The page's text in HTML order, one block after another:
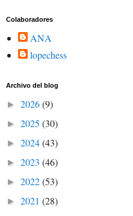
Colaboradores
ANA
lopechess
Archivo del blog
► 2026(9)
► 2025 (30)
► 2024(43)
► 2023 (46)
► 2022(53)
► 2021 (28)